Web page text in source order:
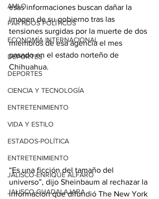
AMLO
PARTIDOS POLÍTICOS
ECONOMÍA INTERNACIONAL
DEPORTES
DEPORTES
CIENCIA Y TECNOLOGÍA
ENTRETENIMIENTO
VIDA Y ESTILO
ESTADOS-POLÍTICA
ENTRETENIMIENTO
JALISCO-ENRIQUE ALFARO
JALISCO-GUADALAJARA
esas informaciones buscan dañar la
imagen de su gobierno tras las
tensiones surgidas por la muerte de dos
miembros de esa agencia el mes
pasado en el estado norteño de
Chihuahua.
“Es una ficción del tamaño del
universo”, dijo Sheinbaum al rechazar la
información que difundió The New York